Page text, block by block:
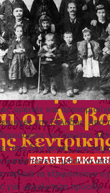
ορεινές και
της Ελλάδας. Από
του πρώτου
από δύο γενιές, μία
καταστάσεις ήρθαν να
τελικά να εξαφανίσουν
για μεγαλύτερη πρόοδο.